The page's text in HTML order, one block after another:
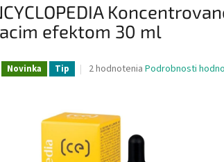
efektom 30 ml
Novinka Tip
Priemerné
4,5
5
2 hodnotenia Podrobnosti